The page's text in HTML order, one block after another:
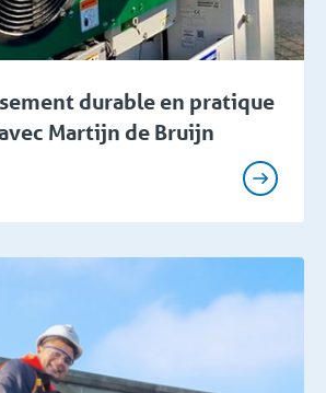
durable en pratique
Martijn de Bruijn